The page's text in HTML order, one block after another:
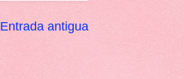
Entrada antigua